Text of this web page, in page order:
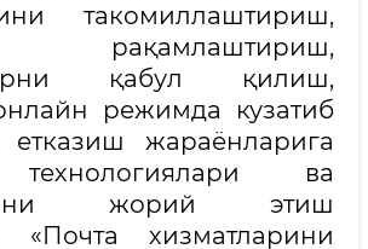
такомиллаштириш,
рақамлаштириш,
қабул қилиш,
режимда кузатиб
жараёнларига
ва
жорий этиш
«Почта хизматларини